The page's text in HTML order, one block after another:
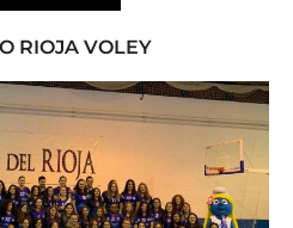
RIOJA VOLEY